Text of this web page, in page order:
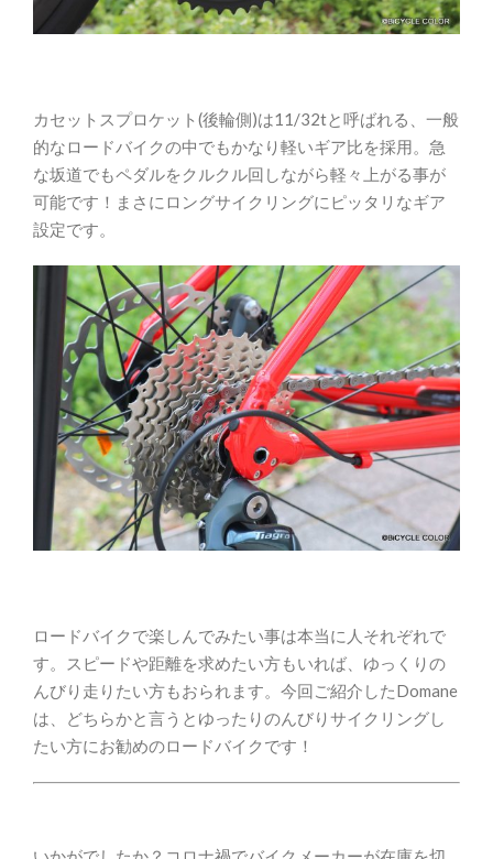
カセットスプロケット(後輪側)は11/32tと呼ばれる、一般
的なロードバイクの中でもかなり軽いギア比を採用。急
な坂道でもペダルをクルクル回しながら軽々上がる事が
可能です！まさにロングサイクリングにピッタリなギア
設定です。
ロードバイクで楽しんでみたい事は本当に人それぞれで
す。スピードや距離を求めたい方もいれば、ゆっくりの
んびり走りたい方もおられます。今回ご紹介したDomane
は、どちらかと言うとゆったりのんびりサイクリングし
たい方にお勧めのロードバイクです！